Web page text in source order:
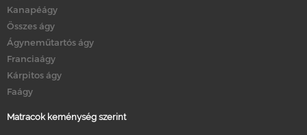
Kanapéágy
Összes ágy
Ágyneműtartós ágy
Franciaágy
Kárpitos ágy
Faágy
Matracok keménység szerint